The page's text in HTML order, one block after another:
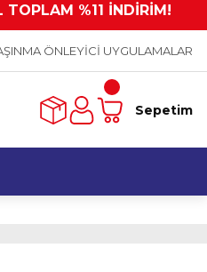
%11 İNDİRİM!
ÖNLEYİCİ UYGULAMALAR
Sepetim